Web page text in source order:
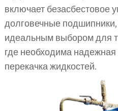
включает безасбестовое
долговечные подшипники,
идеальным выбором для
где необходима
перекачка жидкостей.